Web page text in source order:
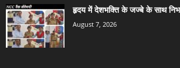
हृदय में देशभक्ति के जज्बे के साथ निभाएं
August 7, 2026